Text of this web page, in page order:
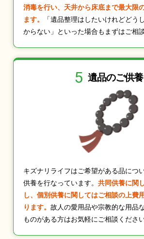
消毒を行い、天井から床底まで最大限
ます。
「遺品整理はしたいけれどどう
からない」といった場合もまずはご相談
5 遺品のご供養
キズナリライフはご希望がある品につ
供養を行なっています。 共同供養に関
し、個別供養に関してはご相談の上費
ります。 故人の愛用品や宗教的な用品
ものがある方はお気軽にご相談ください